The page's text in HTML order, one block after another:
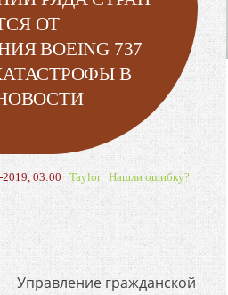
ОТ
BOEING 737
В
2019, 03:00 Taylor Нашли ошибку?
Управление гражданской